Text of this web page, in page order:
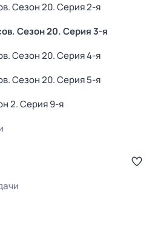
. Сезон 20. Серия 2-я
. Сезон 20. Серия 3-я
. Сезон 20. Серия 4-я
. Сезон 20. Серия 5-я
2. Серия 9-я